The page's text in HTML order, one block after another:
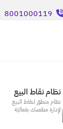
8001000119
نظام نقاط البيع
نظام متطوّر لنقاط البيع
لإدارة مطعمك بفعاليّة